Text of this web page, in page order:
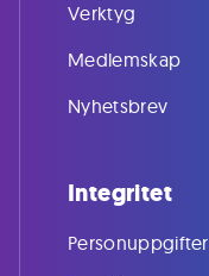
Verktyg
Medlemskap
Nyhetsbrev
Integritet
Personuppgifter